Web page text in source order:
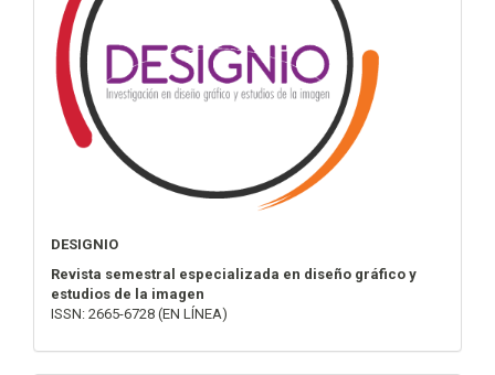
DESIGNIO
Revista semestral especializada en diseño gráfico y
estudios de la imagen
ISSN: 2665-6728 (EN LÍNEA)